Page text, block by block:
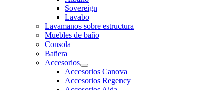
Sovereign
Lavabo
Lavamanos sobre estructura
Muebles de baño
Consola
Bañera
Accesorios
Accesorios Canova
Accesorios Regency